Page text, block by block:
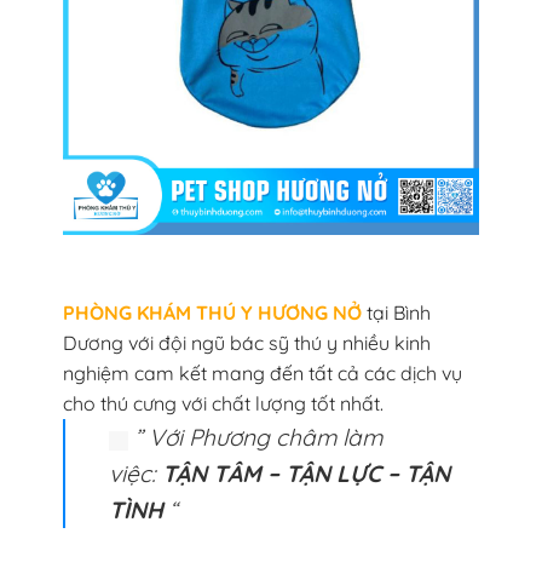
PHÒNG KHÁM THÚ Y HƯƠNG NỞtại Bình
Dương với đội ngũ bác sỹ thú y nhiều kinh
nghiệm cam kết mang đến tất cả các dịch vụ
cho thú cưng với chất lượng tốt nhất.
” Với Phương châm làm
việc: TẬN TÂM – TẬN LỰC – TẬN
TÌNH“